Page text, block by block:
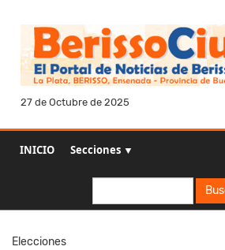
27 de Octubre de 2025
INICIO Secciones ▼
Elecciones